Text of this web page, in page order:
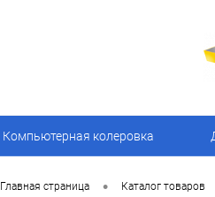
Компьютерная колеровка
Главная страница • Каталог товаров